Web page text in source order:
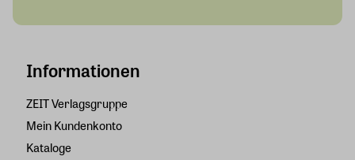
Informationen
ZEIT Verlagsgruppe
Mein Kundenkonto
Kataloge